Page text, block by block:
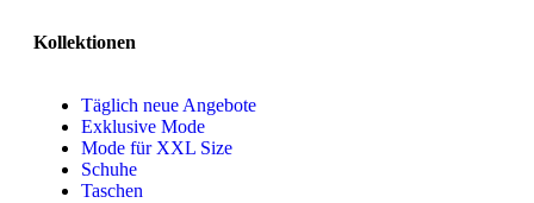
Kollektionen
Täglich neue Angebote
Exklusive Mode
Mode für XXL Size
Schuhe
Taschen